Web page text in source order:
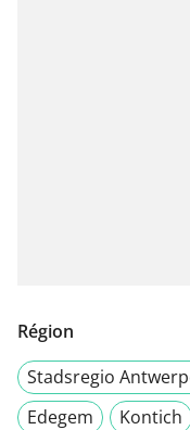
Région
Stadsregio
Edegem
Kontich